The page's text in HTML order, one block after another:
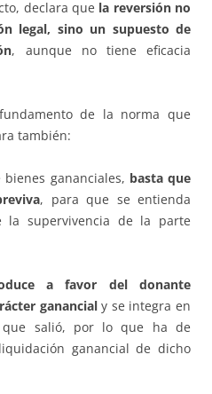
declara que la reversión no
legal, sino un supuesto de
, aunque no tiene eficacia
de la norma que
también:
gananciales, basta que
, para que se entienda
supervivencia de la parte
a favor del donante
ganancialy se integra en
salió, por lo que ha de
ganancial de dicho